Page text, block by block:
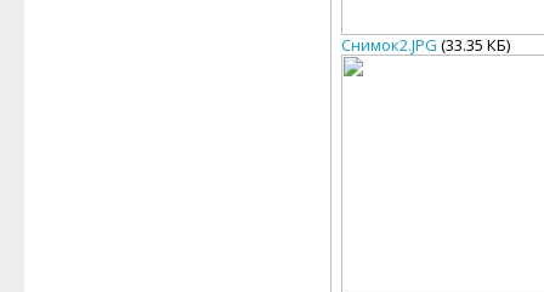
Снимок2.JPG (33.35 КБ)